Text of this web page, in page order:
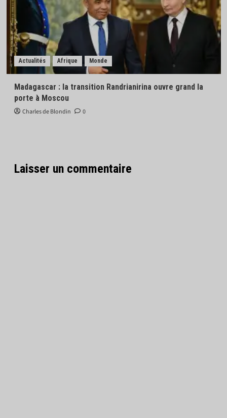
Actualités Afrique Monde
Madagascar : la transition Randrianirina ouvre grand la
porte à Moscou
Charles de Blondin 0
Laisser un commentaire